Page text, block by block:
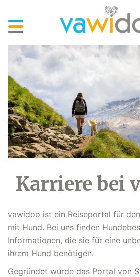
main
content
Karriere bei
vawidoo ist ein Reiseportal für
mit Hund. Bei uns finden
Informationen, die sie für eine
ihrem Hund benötigen.
Gegründet wurde das Portal von